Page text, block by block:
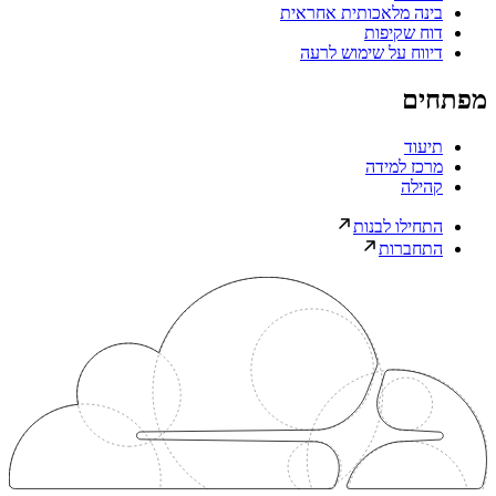
בינה מלאכותית אחראית
דוח שקיפות
דיווח על שימוש לרעה
מפתחים
תיעוד
מרכז למידה
קהילה
התחילו לבנות
התחברות